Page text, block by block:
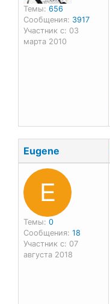
Темы: 656
Сообщения: 3917
Участник с: 03
марта 2010
Eugene
E
Темы: 0
Сообщения: 18
Участник с: 07
августа 2018